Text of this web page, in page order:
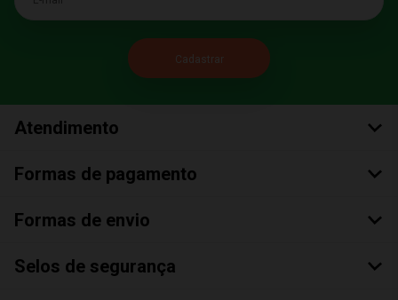
Atendimento
Formas de pagamento
Formas de envio
Selos de segurança